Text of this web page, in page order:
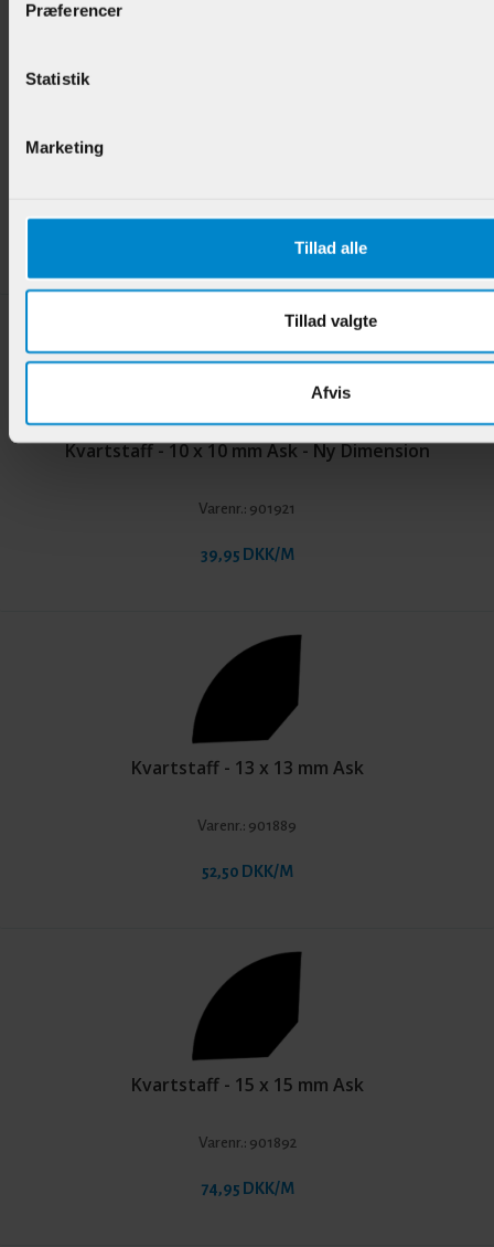
Præferencer
Statistik
Marketing
Tillad alle
Tillad valgte
Afvis
Kvartstaff - 10 x 10 mm Ask - Ny Dimension
Varenr.: 901921
39,95 DKK/M
Kvartstaff - 13 x 13 mm Ask
Varenr.: 901889
52,50 DKK/M
Kvartstaff - 15 x 15 mm Ask
Varenr.: 901892
74,95 DKK/M